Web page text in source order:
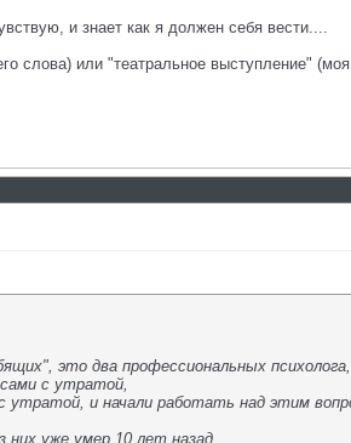
и знает как я должен себя вести....
слова) или "театральное выступление"
это два профессиональных психолога,
сами с утратой,
и начали работать над этим
уже умер 10 лет назад....